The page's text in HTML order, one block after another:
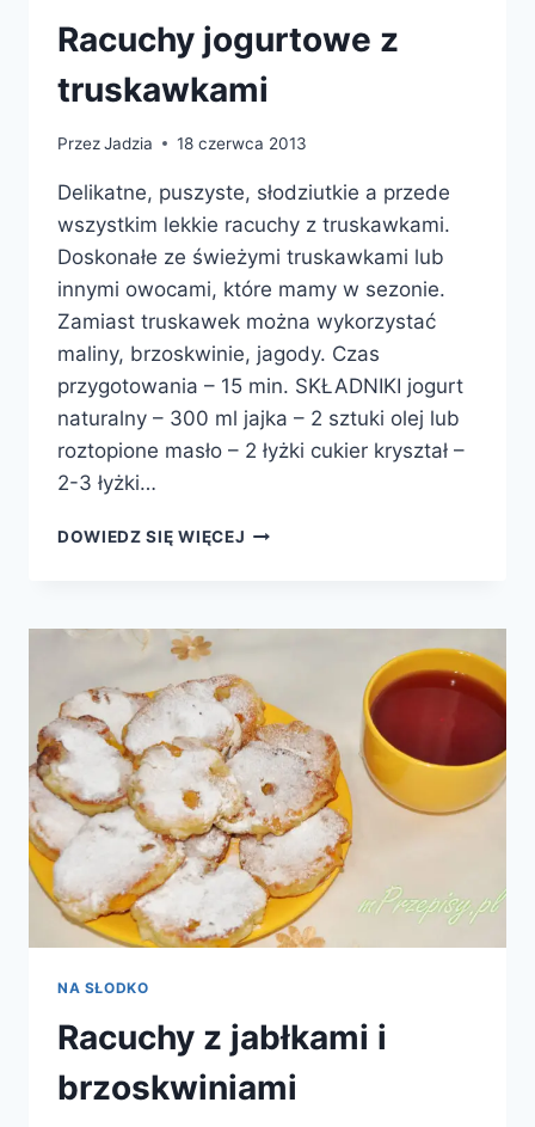
Racuchy jogurtowe z
truskawkami
PrzezJadzia 18 czerwca 2013
Delikatne, puszyste, słodziutkie a przede
wszystkim lekkie racuchy z truskawkami.
Doskonałe ze świeżymi truskawkami lub
innymi owocami, które mamy w sezonie.
Zamiast truskawek można wykorzystać
maliny, brzoskwinie, jagody. Czas
przygotowania – 15 min. SKŁADNIKI jogurt
naturalny – 300 ml jajka – 2 sztuki olej lub
roztopione masło – 2 łyżki cukier kryształ –
2-3 łyżki…
DOWIEDZ SIĘ WIĘCEJ RACUCHY
NA SŁODKO
Racuchy z jabłkami i
brzoskwiniami